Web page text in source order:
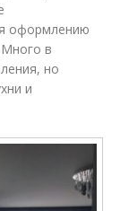
оформлению
Много в
но
и